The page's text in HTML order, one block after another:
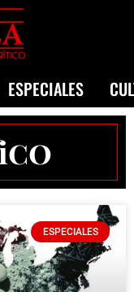
ESPECIALES
ESPECIALES